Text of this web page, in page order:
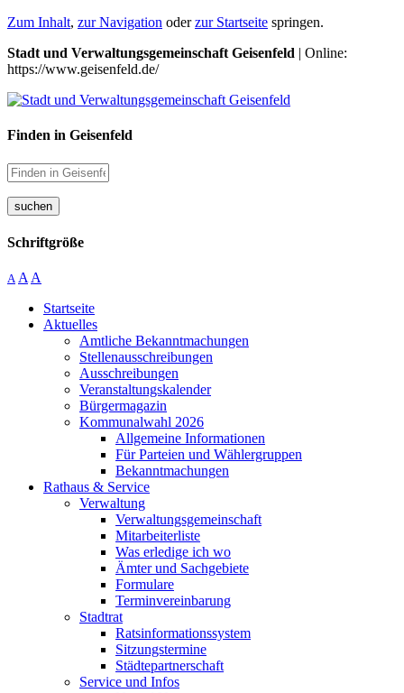
Zum Inhalt, zur Navigation oderzur Startseite springen.
Stadt und Verwaltungsgemeinschaft Geisenfeld | Online:
https://www.geisenfeld.de/
Finden in Geisenfeld
suchen
Schriftgröße
A A A
Startseite
Aktuelles
Amtliche Bekanntmachungen
Stellenausschreibungen
Ausschreibungen
Veranstaltungskalender
Bürgermagazin
Kommunalwahl 2026
Allgemeine Informationen
Für Parteien und Wählergruppen
Bekanntmachungen
Rathaus & Service
Verwaltung
Verwaltungsgemeinschaft
Mitarbeiterliste
Was erledige ich wo
Ämter und Sachgebiete
Formulare
Terminvereinbarung
Stadtrat
Ratsinformationssystem
Sitzungstermine
Städtepartnerschaft
Service und Infos